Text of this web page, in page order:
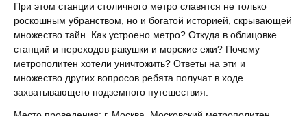
При этом станции столичного метро славятся не только
роскошным убранством, но и богатой историей, скрывающей
множество тайн. Как устроено метро? Откуда в облицовке
станций и переходов ракушки и морские ежи? Почему
метрополитен хотели уничтожить? Ответы на эти и
множество других вопросов ребята получат в ходе
захватывающего подземного путешествия.